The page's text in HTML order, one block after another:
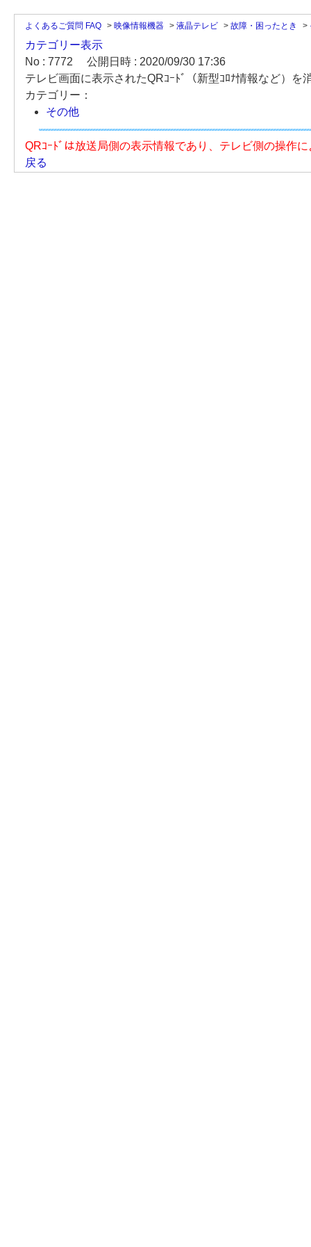
よくあるご質問 FAQ > 映像情報機器 > 液晶テレビ > 故障・困ったとき >
カテゴリー表示
No : 7772
公開日時 : 2020/09/30 17:36
テレビ画面に表示されたQRｺｰﾄﾞ（新型ｺﾛﾅ情報など）を
カテゴリー：
その他
QRｺｰﾄﾞは放送局側の表示情報であり、テレビ側の操作
戻る